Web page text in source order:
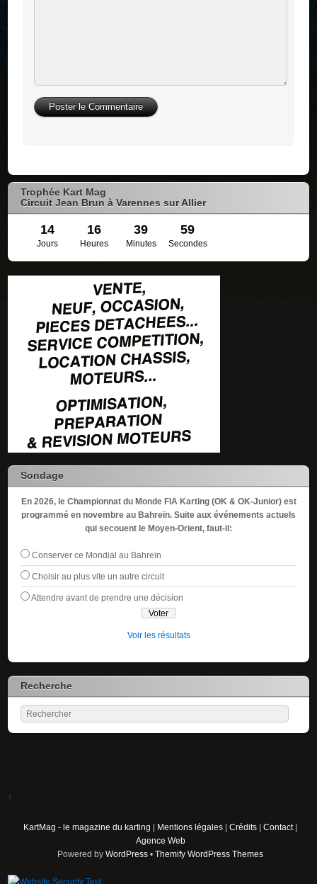
Trophée Kart Mag
Circuit Jean Brun à Varennes sur Allier
14 16 39 58
Jours Heures Minutes Secondes
Sondage
En 2026, le Championnat du Monde FIA Karting (OK & OK-Junior) est
programmé en novembre au Bahreïn. Suite aux événements actuels
qui secouent le Moyen-Orient, faut-il:
Conserver ce Mondial au Bahreïn
Choisir au plus vite un autre circuit
Attendre avant de prendre une décision
Voir les résultats
Recherche
↑
KartMag - le magazine du karting Mentions légales Crédits Contact|
Agence Web
Powered by WordPress • Themify WordPress Themes